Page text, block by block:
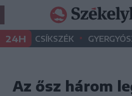
24H CSÍKSZÉK •
Az ősz három